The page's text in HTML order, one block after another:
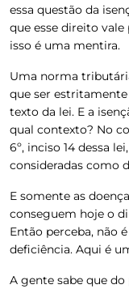
essa questão da
que esse direito vale
isso é uma mentira.
Uma norma
que ser
texto da lei. E a
qual contexto? No
6º, inciso 14 dessa
consideradas como
E somente as
conseguem hoje o
Então perceba, não
deficiência. Aqui é
A gente sabe que